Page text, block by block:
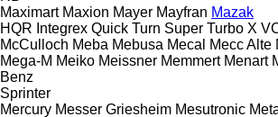
Maximart Maxion Mayer Mayfran Mazak
HQR Integrex Quick Turn Super Turbo X
McCulloch Meba Mebusa Mecal Mecc Alte
Mega-M Meiko Meissner Memmert Menart
Benz
Sprinter
Mercury Messer Griesheim Mesutronic